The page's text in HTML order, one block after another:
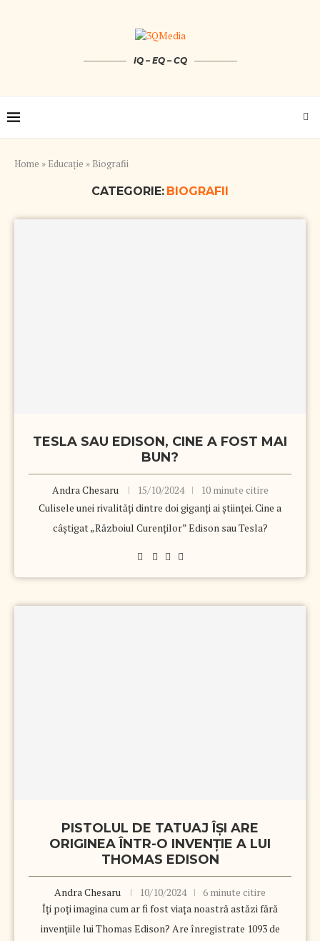
IQ – EQ – CQ
Home » Educație » Biografii
CATEGORIE: BIOGRAFII
TESLA SAU EDISON, CINE A FOST MAI
BUN?
Andra Chesaru 15/10/2024
10 minute citire
Culisele unei rivalități dintre doi giganți ai științei. Cine a
câștigat „Războiul Curenților” Edison sau Tesla?
PISTOLUL DE TATUAJ ÎȘI ARE
ORIGINEA ÎNTR-O INVENȚIE A LUI
THOMAS EDISON
Andra Chesaru 10/10/2024
6 minute citire
Îți poți imagina cum ar fi fost viața noastră astăzi fără
invențiile lui Thomas Edison? Are înregistrate 1093 de